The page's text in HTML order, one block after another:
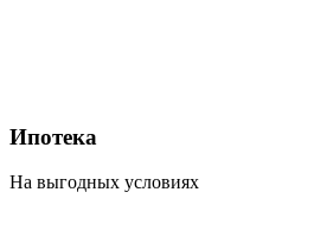
Ипотека
На выгодных условиях